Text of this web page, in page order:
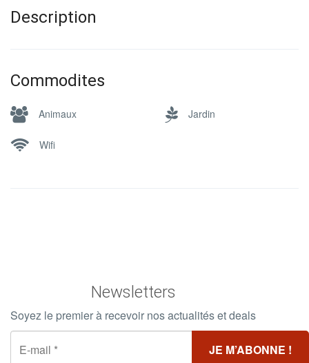
Description
Commodites
Animaux Jardin
Wifi
Newsletters
Soyez le premier à recevoir nos actualités et deals